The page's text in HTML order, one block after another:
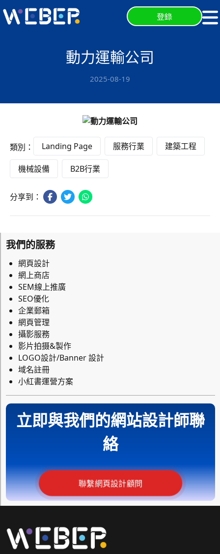
登錄
動力運輸公司
2025-08-19
類別： Landing Page 服務行業 建築工程
機械設備 B2B行業
分享到：
我們的服務
網頁設計
網上商店
SEM線上推廣
SEO優化
企業郵箱
網頁管理
攝影服務
影片拍摄&製作
LOGO設計/Banner 設計
域名註冊
小紅書運營方案
立即與我們的網站設計師聯
絡
聯繫網頁設計顧問